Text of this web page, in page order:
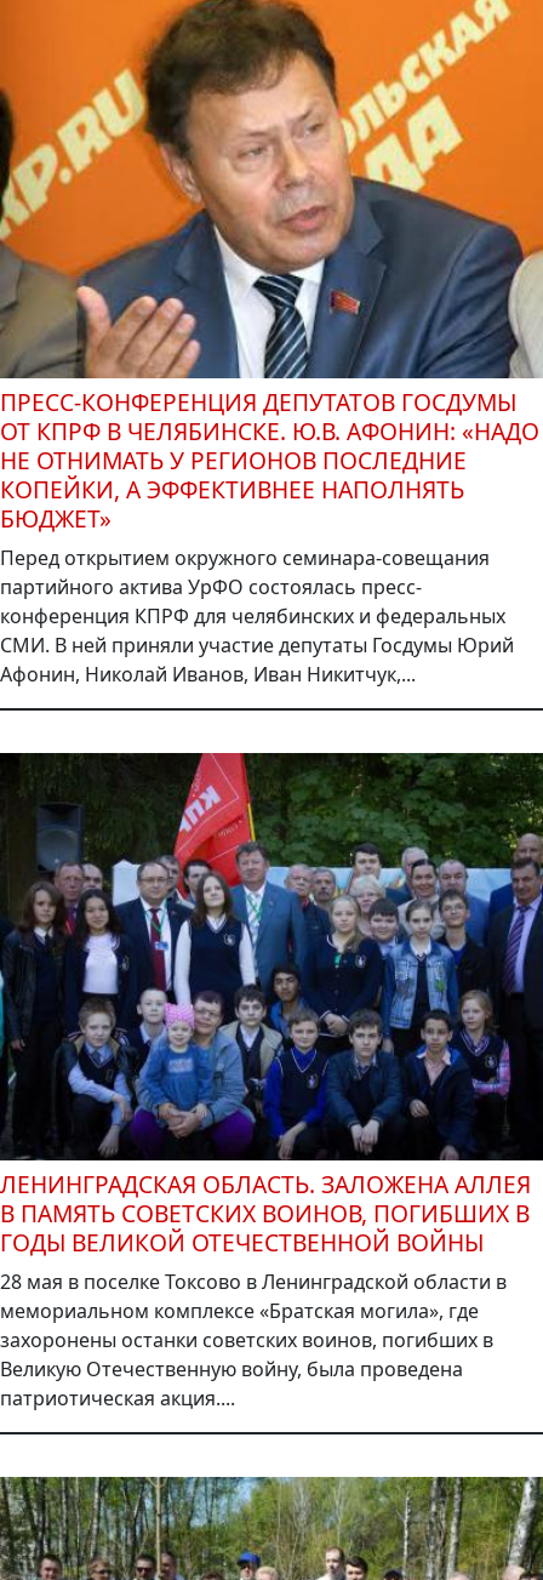
ПРЕСС-КОНФЕРЕНЦИЯ ДЕПУТАТОВ ГОСДУМЫ
ОТ КПРФ В ЧЕЛЯБИНСКЕ. Ю.В. АФОНИН: «НАДО
НЕ ОТНИМАТЬ У РЕГИОНОВ ПОСЛЕДНИЕ
КОПЕЙКИ, А ЭФФЕКТИВНЕЕ НАПОЛНЯТЬ
БЮДЖЕТ»
Перед открытием окружного семинара-совещания
партийного актива УрФО состоялась пресс-
конференция КПРФ для челябинских и федеральных
СМИ. В ней приняли участие депутаты Госдумы Юрий
Афонин, Николай Иванов, Иван Никитчук,...
ЛЕНИНГРАДСКАЯ ОБЛАСТЬ. ЗАЛОЖЕНА АЛЛЕЯ
В ПАМЯТЬ СОВЕТСКИХ ВОИНОВ, ПОГИБШИХ В
ГОДЫ ВЕЛИКОЙ ОТЕЧЕСТВЕННОЙ ВОЙНЫ
28 мая в поселке Токсово в Ленинградской области в
мемориальном комплексе «Братская могила», где
захоронены останки советских воинов, погибших в
Великую Отечественную войну, была проведена
патриотическая акция....